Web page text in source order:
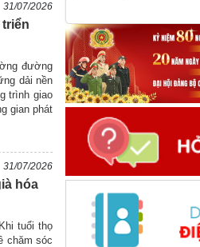
31/07/2026
đường
dải nền
trình giao
gian phát
31/07/2026
hóa
tuổi thọ
chăm sóc